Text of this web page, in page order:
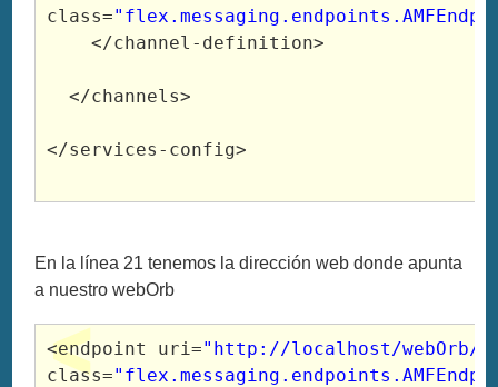
class=
</channel -definition>
</channels>
</services -config>
En la línea 21 tenemos la dirección web donde apunta
a nuestro webOrb
<endpoint uri="http://localhost/webOrb/
class=